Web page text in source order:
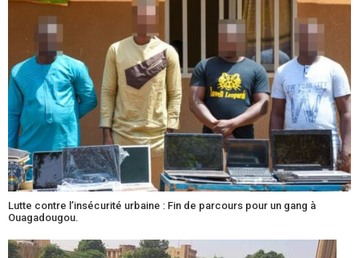
Lutte contre l’insécurité urbaine : Fin de parcours pour un gang à
Ouagadougou.